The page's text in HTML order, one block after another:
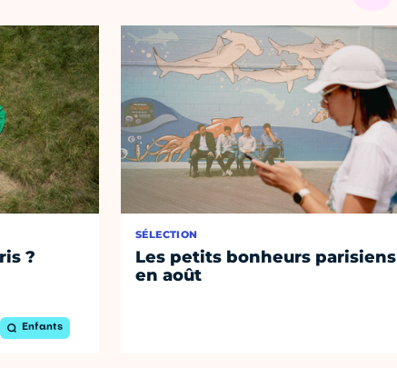
?
Enfants
SÉLECTION
Les petits bonheurs parisiens
en août